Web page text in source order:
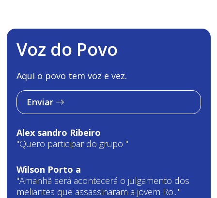
Voz do Povo
Aqui o povo tem voz e vez.
Enviar
Alex sandro Ribeiro
"Quero participar do grupo "
Wilson Porto a
"Amanhã será acontecerá o julgamento dos
meliantes que assassinaram a jovem Ro..."